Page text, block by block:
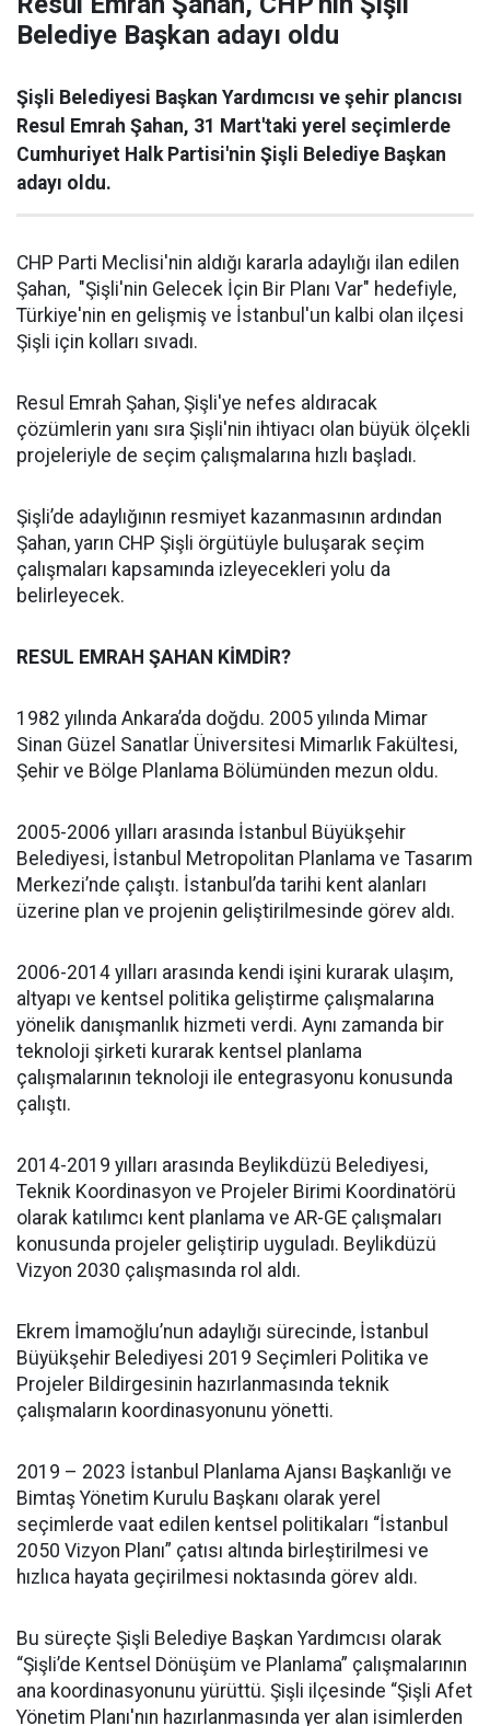
Belediye Başkan adayı oldu
Şişli Belediyesi Başkan Yardımcısı ve şehir plancısı
Resul Emrah Şahan, 31 Mart'taki yerel seçimlerde
Cumhuriyet Halk Partisi'nin Şişli Belediye Başkan
adayı oldu.
CHP Parti Meclisi'nin aldığı kararla adaylığı ilan edilen
Şahan, "Şişli'nin Gelecek İçin Bir Planı Var" hedefiyle,
Türkiye'nin en gelişmiş ve İstanbul'un kalbi olan ilçesi
Şişli için kolları sıvadı.
Resul Emrah Şahan, Şişli'ye nefes aldıracak
çözümlerin yanı sıra Şişli'nin ihtiyacı olan büyük ölçekli
projeleriyle de seçim çalışmalarına hızlı başladı.
Şişli’de adaylığının resmiyet kazanmasının ardından
Şahan, yarın CHP Şişli örgütüyle buluşarak seçim
çalışmaları kapsamında izleyecekleri yolu da
belirleyecek.
RESUL EMRAH ŞAHAN KİMDİR?
1982 yılında Ankara’da doğdu. 2005 yılında Mimar
Sinan Güzel Sanatlar Üniversitesi Mimarlık Fakültesi,
Şehir ve Bölge Planlama Bölümünden mezun oldu.
2005-2006 yılları arasında İstanbul Büyükşehir
Belediyesi, İstanbul Metropolitan Planlama ve Tasarım
Merkezi’nde çalıştı. İstanbul’da tarihi kent alanları
üzerine plan ve projenin geliştirilmesinde görev aldı.
2006-2014 yılları arasında kendi işini kurarak ulaşım,
altyapı ve kentsel politika geliştirme çalışmalarına
yönelik danışmanlık hizmeti verdi. Aynı zamanda bir
teknoloji şirketi kurarak kentsel planlama
çalışmalarının teknoloji ile entegrasyonu konusunda
çalıştı.
2014-2019 yılları arasında Beylikdüzü Belediyesi,
Teknik Koordinasyon ve Projeler Birimi Koordinatörü
olarak katılımcı kent planlama ve AR-GE çalışmaları
konusunda projeler geliştirip uyguladı. Beylikdüzü
Vizyon 2030 çalışmasında rol aldı.
Ekrem İmamoğlu’nun adaylığı sürecinde, İstanbul
Büyükşehir Belediyesi 2019 Seçimleri Politika ve
Projeler Bildirgesinin hazırlanmasında teknik
çalışmaların koordinasyonunu yönetti.
2019 – 2023 İstanbul Planlama Ajansı Başkanlığı ve
Bimtaş Yönetim Kurulu Başkanı olarak yerel
seçimlerde vaat edilen kentsel politikaları “İstanbul
2050 Vizyon Planı” çatısı altında birleştirilmesi ve
hızlıca hayata geçirilmesi noktasında görev aldı.
Bu süreçte Şişli Belediye Başkan Yardımcısı olarak
“Şişli’de Kentsel Dönüşüm ve Planlama” çalışmalarının
ana koordinasyonunu yürüttü. Şişli ilçesinde “Şişli Afet
Yönetim Planı'nın hazırlanmasında yer alan isimlerden